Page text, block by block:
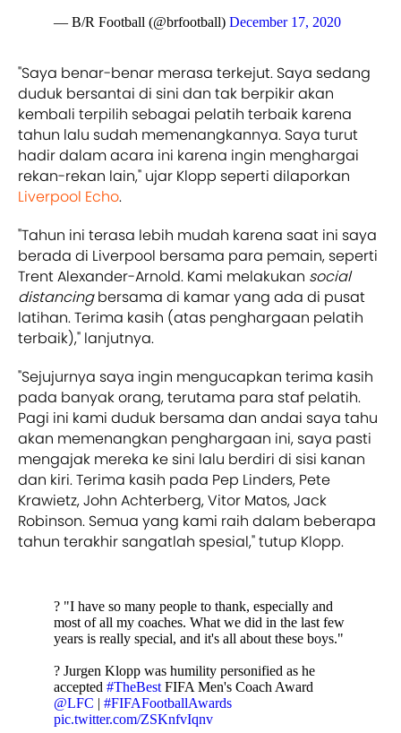
— B/R Football (@brfootball) December 17, 2020
"Saya benar-benar merasa terkejut. Saya sedang
duduk bersantai di sini dan tak berpikir akan
kembali terpilih sebagai pelatih terbaik karena
tahun lalu sudah memenangkannya. Saya turut
hadir dalam acara ini karena ingin menghargai
rekan-rekan lain," ujar Klopp seperti dilaporkan
Liverpool Echo.
"Tahun ini terasa lebih mudah karena saat ini saya
berada di Liverpool bersama para pemain, seperti
Trent Alexander-Arnold. Kami melakukan social
distancingbersama di kamar yang ada di pusat
latihan. Terima kasih (atas penghargaan pelatih
terbaik)," lanjutnya.
"Sejujurnya saya ingin mengucapkan terima kasih
pada banyak orang, terutama para staf pelatih.
Pagi ini kami duduk bersama dan andai saya tahu
akan memenangkan penghargaan ini, saya pasti
mengajak mereka ke sini lalu berdiri di sisi kanan
dan kiri. Terima kasih pada Pep Linders, Pete
Krawietz, John Achterberg, Vitor Matos, Jack
Robinson. Semua yang kami raih dalam beberapa
tahun terakhir sangatlah spesial," tutup Klopp.
?️ "I have so many people to thank, especially and
most of all my coaches. What we did in the last few
years is really special, and it's all about these boys."
? Jurgen Klopp was humility personified as he
accepted #TheBest FIFA Men's Coach Award
@LFC | #FIFAFootballAwards
pic.twitter.com/ZSKnfvIqnv